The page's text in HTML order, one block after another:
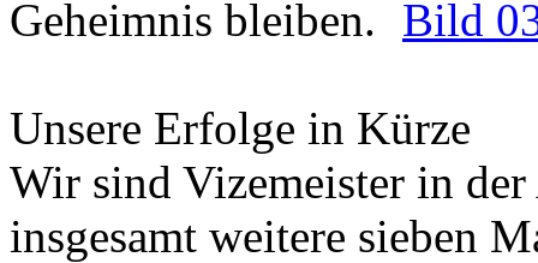
Geheimnis bleiben. Bild
Unsere Erfolge in Kürze
Wir sind Vizemeister in
insgesamt weitere sieben